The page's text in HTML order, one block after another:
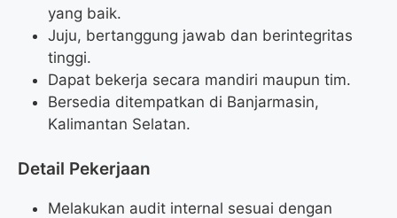
yang baik.
Juju, bertanggung jawab dan berintegritas
tinggi.
Dapat bekerja secara mandiri maupun tim.
Bersedia ditempatkan di Banjarmasin,
Kalimantan Selatan.
Detail Pekerjaan
Melakukan audit internal sesuai dengan